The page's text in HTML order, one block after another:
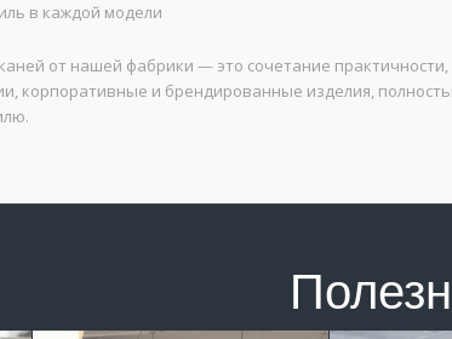
в каждой модели
от нашей фабрики — это сочетание
корпоративные и брендированные изделия,